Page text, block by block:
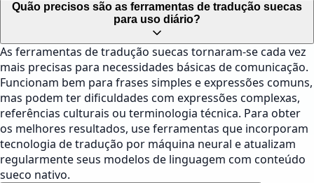
Quão precisos são as ferramentas de tradução suecas
para uso diário?
As ferramentas de tradução suecas tornaram-se cada vez
mais precisas para necessidades básicas de comunicação.
Funcionam bem para frases simples e expressões comuns,
mas podem ter dificuldades com expressões complexas,
referências culturais ou terminologia técnica. Para obter
os melhores resultados, use ferramentas que incorporam
tecnologia de tradução por máquina neural e atualizam
regularmente seus modelos de linguagem com conteúdo
sueco nativo.